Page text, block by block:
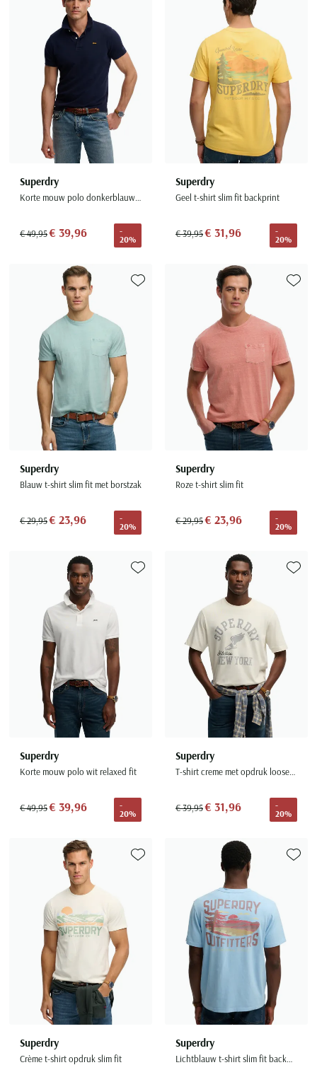
Superdry
Korte mouw polo donkerblauw relaxed fit
€ 49,95€ 39,96
-
20%
Toevoegen aan favorieten
Superdry
Geel t-shirt slim fit backprint
€ 39,95€ 31,96
-
20%
Superdry
Blauw t-shirt slim fit met borstzak
€ 29,95€ 23,96
-
20%
Toevoegen aan favorieten
Superdry
Roze t-shirt slim fit
€ 29,95€ 23,96
-
20%
Superdry
Korte mouw polo wit relaxed fit
€ 49,95€ 39,96
-
20%
Toevoegen aan favorieten
Superdry
T-shirt creme met opdruk loose fit
€ 39,95€ 31,96
-
20%
Superdry
Crème t-shirt opdruk slim fit
Toevoegen aan favorieten
Superdry
Lichtblauw t-shirt slim fit backprint